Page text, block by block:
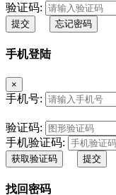
验证码:
提交 忘记密码
手机登陆
×
手机号:
验证码:
手机验证码:
获取验证码 提交
找回密码